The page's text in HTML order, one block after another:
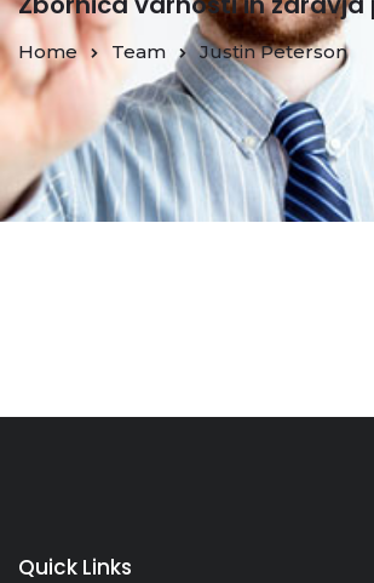
Home Team Justin Peterson
Quick Links